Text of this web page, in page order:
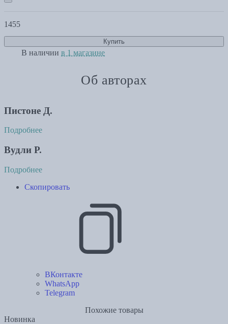
1455
Купить
В наличии в 1 магазине
Об авторах
Пистоне Д.
Подробнее
Вудли Р.
Подробнее
Скопировать
ВКонтакте
WhatsApp
Telegram
Похожие товары
Новинка